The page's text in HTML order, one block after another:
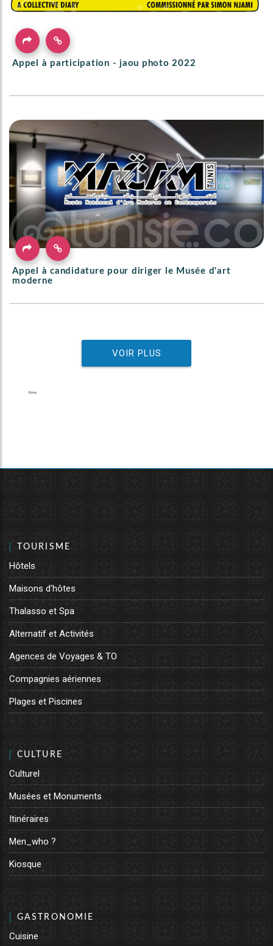
Appel à participation - jaou photo 2022
Appel à candidature pour diriger le Musée d'art
moderne
VOIR PLUS
TOURISME
Hôtels
Maisons d'hôtes
Thalasso et Spa
Alternatif et Activités
Agences de Voyages & TO
Compagnies aériennes
Plages et Piscines
CULTURE
Culturel
Musées et Monuments
Itinéraires
Men_who ?
Kiosque
GASTRONOMIE
Cuisine